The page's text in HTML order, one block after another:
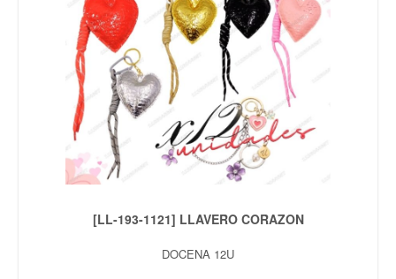
[LL-193-1121] LLAVERO CORAZON
DOCENA 12U